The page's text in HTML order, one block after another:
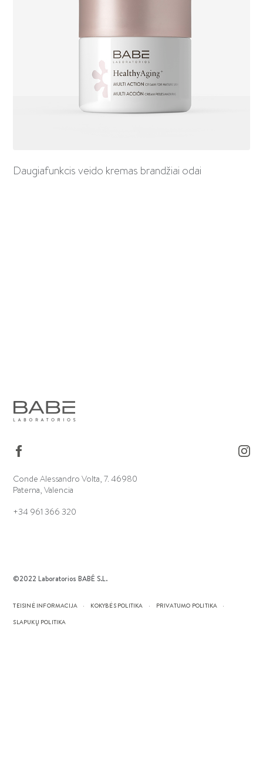
Daugiafunkcis veido kremas brandžiai odai
Conde Alessandro Volta, 7. 46980
Paterna, Valencia
+34 961 366 320
©2022 Laboratorios BABÉ S.L.
TEISINĖ INFORMACIJA KOKYBĖS POLITIKA
PRIVATUMO POLITIKA
SLAPUKŲ POLITIKA